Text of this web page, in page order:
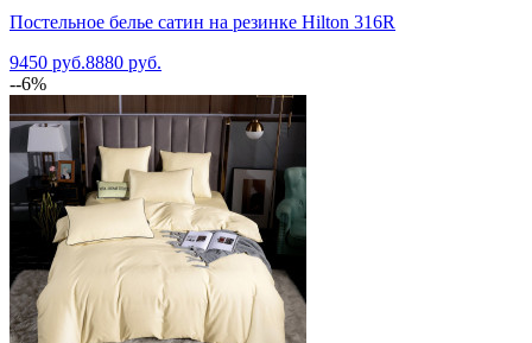
Постельное белье сатин на резинке Hilton 316R
9450 руб.8880 руб.
--6%